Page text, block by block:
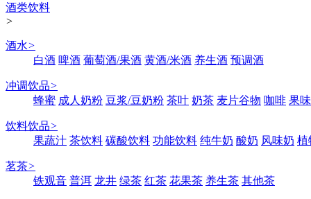
酒类饮料
>
酒水>
白酒 啤酒 葡萄酒/果酒 黄酒/米酒 养生酒 预调酒
冲调饮品>
蜂蜜 成人奶粉 豆浆/豆奶粉 茶叶 奶茶 麦片谷物 咖啡 果
饮料饮品>
果蔬汁 茶饮料 碳酸饮料 功能饮料 纯牛奶 酸奶 风味奶 植
茗茶>
铁观音 普洱 龙井 绿茶 红茶 花果茶 养生茶 其他茶